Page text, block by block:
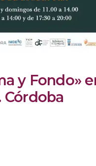
y Fondo»
Córdoba